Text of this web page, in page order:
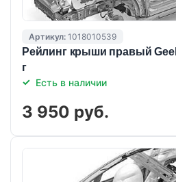
Артикул: 1018010539
Рейлинг крыши правый
г
Есть в наличии
3 950 руб.